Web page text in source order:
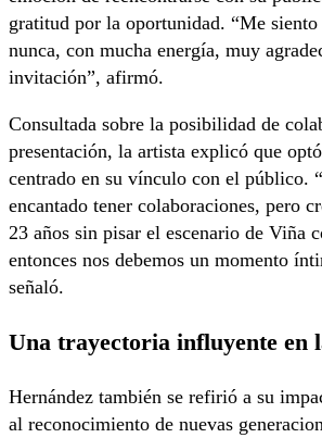
gratitud por la oportunidad. “Me
nunca, con mucha energía, muy
invitación”, afirmó.
Consultada sobre la posibilidad de
presentación, la artista explicó que
centrado en su vínculo con el público.
encantado tener colaboraciones, pero
23 años sin pisar el escenario de Viña
entonces nos debemos un momento
señaló.
Una trayectoria influyente en
Hernández también se refirió a su
al reconocimiento de nuevas